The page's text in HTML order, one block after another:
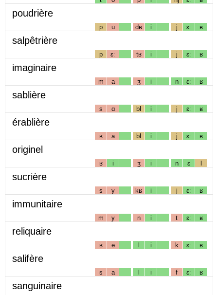
poudrière
p u dʁ i j ɛː ʁ
salpêtrière
p ɛː tʁ i j ɛː ʁ
imaginaire
m a ʒ i n ɛː ʁ
sablière
s ɑ bl i j ɛː ʁ
érablière
ʁ a bl i j ɛː ʁ
originel
ʁ i ʒ i n ɛ l
sucrière
s y kʁ i j ɛː ʁ
immunitaire
m y n i t ɛː ʁ
reliquaire
ʁ ə l i k ɛː ʁ
salifère
s a l i f ɛː ʁ
sanguinaire